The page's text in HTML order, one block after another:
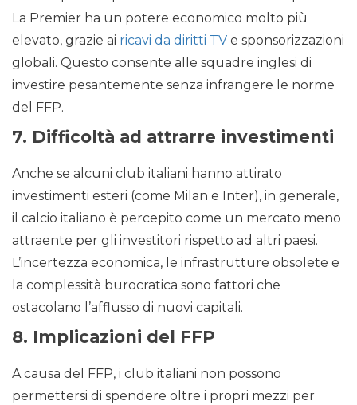
La Premier ha un potere economico molto più
elevato, grazie ai ricavi da diritti TV e sponsorizzazioni
globali. Questo consente alle squadre inglesi di
investire pesantemente senza infrangere le norme
del FFP.
7. Difficoltà ad attrarre investimenti
Anche se alcuni club italiani hanno attirato
investimenti esteri (come Milan e Inter), in generale,
il calcio italiano è percepito come un mercato meno
attraente per gli investitori rispetto ad altri paesi.
L’incertezza economica, le infrastrutture obsolete e
la complessità burocratica sono fattori che
ostacolano l’afflusso di nuovi capitali.
8. Implicazioni del FFP
A causa del FFP, i club italiani non possono
permettersi di spendere oltre i propri mezzi per